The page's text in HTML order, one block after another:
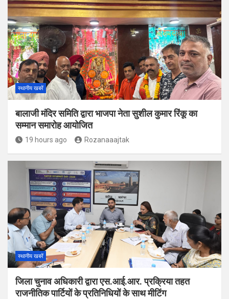
स्थानीय खबरें
बालाजी मंदिर समिति द्वारा भाजपा नेता सुशील कुमार रिंकू का
सम्मान समारोह आयोजित
19 hours ago Rozanaaajtak
स्थानीय खबरें
जिला चुनाव अधिकारी द्वारा एस.आई.आर. प्रक्रिया तहत
राजनीतिक पार्टियों के प्रतिनिधियों के साथ मीटिंग